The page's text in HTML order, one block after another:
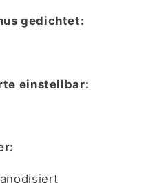
gedichtet:
einstellbar: